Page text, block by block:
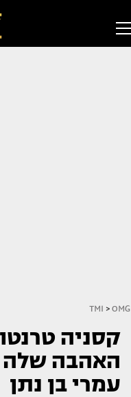
TMI > OMG
קסניה
האהבה שלה
עמרי בן נתן